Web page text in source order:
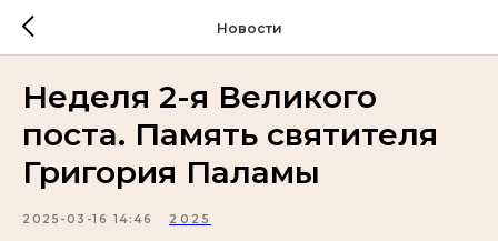
Новости
Неделя 2-я Великого
поста. Память святителя
Григория Паламы
2025-03-16 14:46 2025